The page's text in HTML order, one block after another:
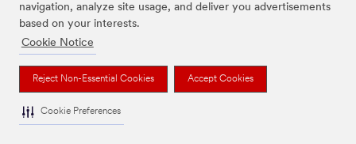
navigation, analyze site usage, and deliver you advertisements
based on your interests.
Cookie Notice
Reject Non-Essential Cookies Accept Cookies
Cookie Preferences